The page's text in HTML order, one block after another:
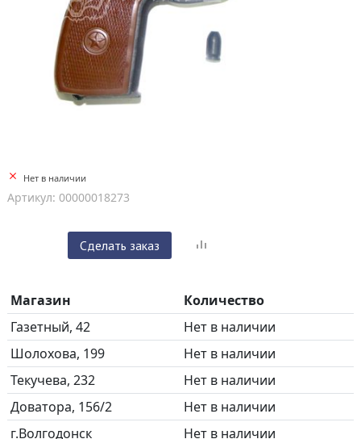
Нет в наличии
Артикул: 00000018273
Сделать заказ
Магазин
Количество
Газетный, 42
Нет в наличии
Шолохова, 199
Нет в наличии
Текучева, 232
Нет в наличии
Доватора, 156/2
Нет в наличии
г.Волгодонск
Нет в наличии